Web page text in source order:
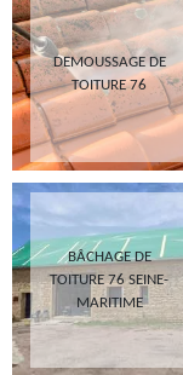
DEMOUSSAGE DE
TOITURE 76
BÂCHAGE DE
TOITURE 76 SEINE-
MARITIME